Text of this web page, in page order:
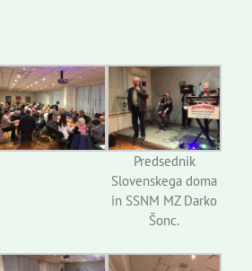
Predsednik
Slovenskega doma
in SSNM MZ Darko
Šonc.